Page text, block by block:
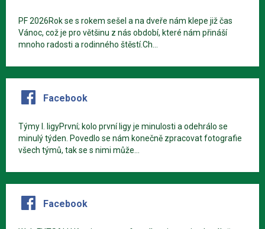
PF 2026Rok se s rokem sešel a na dveře nám klepe již čas
Vánoc, což je pro většinu z nás období, které nám přináší
mnoho radosti a rodinného štěstí.Ch...
Facebook
Týmy I. ligyPrvní; kolo první ligy je minulosti a odehrálo se
minulý týden. Povedlo se nám konečně zpracovat fotografie
všech týmů, tak se s nimi může...
Facebook